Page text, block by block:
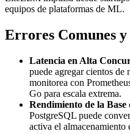
equipos de plataformas de ML.
Errores Comunes y
Latencia en Alta
puede agregar cientos de
monitorea con
Go para escala extrema.
Rendimiento de la Base
PostgreSQL puede
activa el almacenamiento